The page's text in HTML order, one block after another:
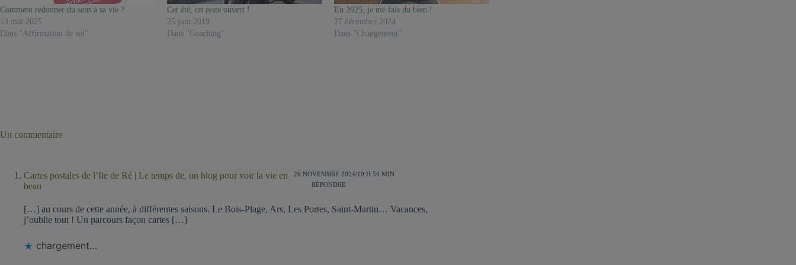
Comment redonner du sens à sa vie ?
13 mai 2025
Dans "Affirmation de soi"
Cet été, on reste ouvert !
25 juin 2019
Dans "Coaching"
En 2025, je me fais du bien !
27 décembre 2024
Dans "Changement"
Un commentaire
Cartes postales de l’Ile de Ré | Le temps de, un blog pour voir la vie en
beau
26 NOVEMBRE 2024/19 H 54 MIN
RÉPONDRE
[…] au cours de cette année, à différentes saisons. Le Bois-Plage, Ars, Les Portes, Saint-Martin… Vacances,
j’oublie tout ! Un parcours façon cartes […]
chargement…